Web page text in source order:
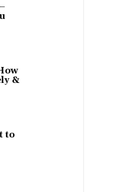
&
to